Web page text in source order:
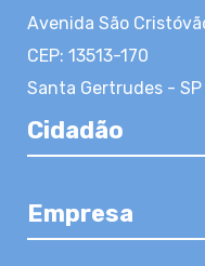
Avenida São
CEP: 13513-170
Santa Gertrudes - SP
Cidadão
Empresa